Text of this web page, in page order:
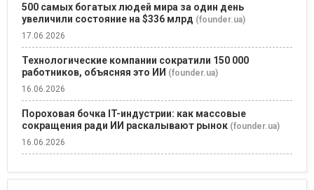
500 самых богатых людей мира за один день
увеличили состояние на $336 млрд (founder.ua)
17.06.2026
Технологические компании сократили 150 000
работников, объясняя это ИИ (founder.ua)
16.06.2026
Пороховая бочка IT-индустрии: как массовые
сокращения ради ИИ раскалывают рынок (founder.ua)
16.06.2026